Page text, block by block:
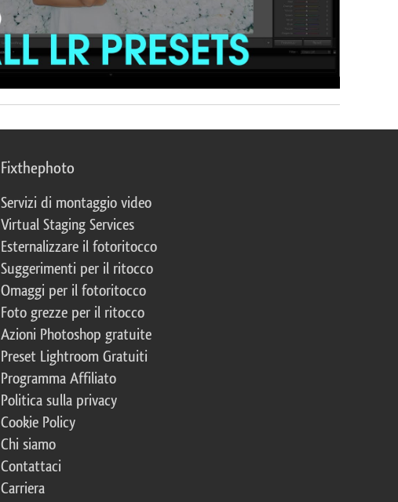
Fixthephoto
Servizi di montaggio video
Virtual Staging Services
Esternalizzare il fotoritocco
Suggerimenti per il ritocco
Omaggi per il fotoritocco
Foto grezze per il ritocco
Azioni Photoshop gratuite
Preset Lightroom Gratuiti
Programma Affiliato
Politica sulla privacy
Cookie Policy
Chi siamo
Contattaci
Carriera